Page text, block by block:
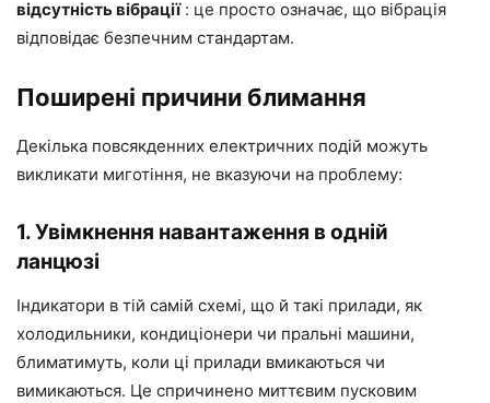
відсутність вібрації: це просто означає, що вібрація
відповідає безпечним стандартам.
Поширені причини блимання
Декілька повсякденних електричних подій можуть
викликати миготіння, не вказуючи на проблему:
1. Увімкнення навантаження в одній
ланцюзі
Індикатори в тій самій схемі, що й такі прилади, як
холодильники, кондиціонери чи пральні машини,
блиматимуть, коли ці прилади вмикаються чи
вимикаються. Це спричинено миттєвим пусковим